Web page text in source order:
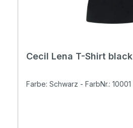
Cecil Lena T-Shirt black
Farbe: Schwarz - FarbNr.: 10001